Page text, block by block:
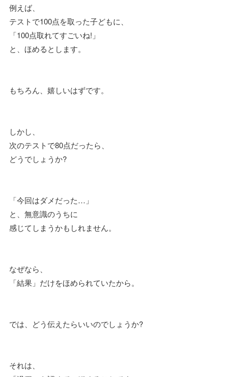
例えば、
テストで100点を取った子どもに、
「100点取れてすごいね!」
と、ほめるとします。
もちろん、嬉しいはずです。
しかし、
次のテストで80点だったら、
どうでしょうか?
「今回はダメだった…」
と、無意識のうちに
感じてしまうかもしれません。
なぜなら、
「結果」だけをほめられていたから。
では、どう伝えたらいいのでしょうか?
それは、